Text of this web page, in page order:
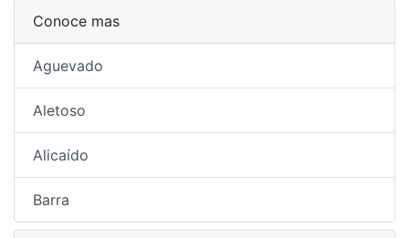
Conoce mas
Aguevado
Aletoso
Alicaído
Barra